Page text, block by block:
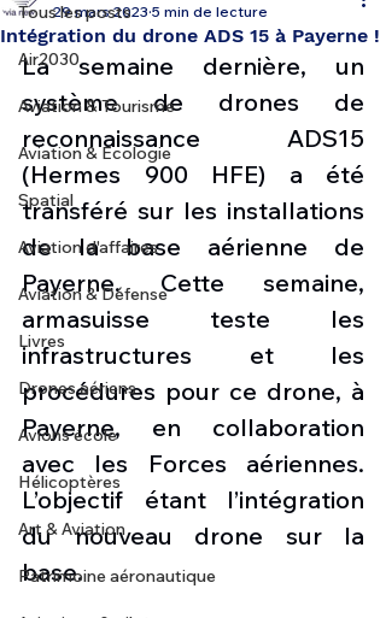
Tous les posts
Air2030
Aviation & Tourisme
Aviation & Ecologie
Spatial
Aviation d'affaires
Aviation & Défense
Livres
Drones aériens
Avions école
Hélicoptères
Art & Aviation
Patrimoine aéronautique
Intégration du drone ADS 15 à Payerne !
29 mars 2023 5 min de lecture
La semaine dernière, un
système de drones de
reconnaissance ADS15
(Hermes 900 HFE) a été
transféré sur les installations
de la base aérienne de
Payerne. Cette semaine,
armasuisse teste les
infrastructures et les
procédures pour ce drone, à
Payerne, en collaboration
avec les Forces aériennes.
L’objectif étant l’intégration
du nouveau drone sur la
base.